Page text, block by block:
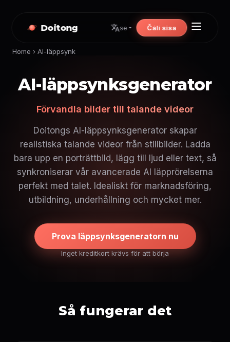
Doitong se Čáli sisa
Home › AI-läppsynk
AI-läppsynksgenerator
Förvandla bilder till talande videor
Doitongs AI-läppsynksgenerator skapar
realistiska talande videor från stillbilder. Ladda
bara upp en porträttbild, lägg till ljud eller text, så
synkroniserar vår avancerade AI läpprörelserna
perfekt med talet. Idealiskt för marknadsföring,
utbildning, underhållning och mycket mer.
Prova läppsynksgeneratorn nu
Inget kreditkort krävs för att börja
Så fungerar det